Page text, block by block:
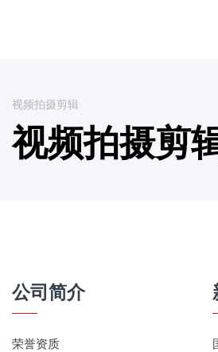
视频拍摄剪辑
视频拍摄剪
公司简介
荣誉资质